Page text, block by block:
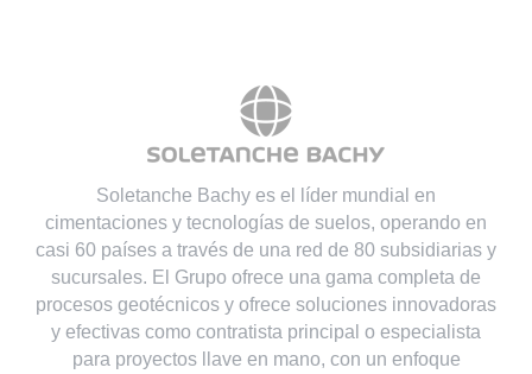
Soletanche Bachy es el líder mundial en
cimentaciones y tecnologías de suelos, operando en
casi 60 países a través de una red de 80 subsidiarias y
sucursales. El Grupo ofrece una gama completa de
procesos geotécnicos y ofrece soluciones innovadoras
y efectivas como contratista principal o especialista
para proyectos llave en mano, con un enfoque